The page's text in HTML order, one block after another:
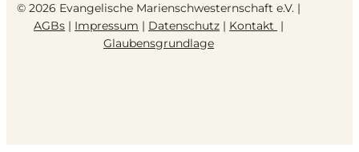
© 2026 Evangelische Marienschwesternschaft e.V. |
AGBs | Impressum | Datenschutz | Kontakt |
Glaubensgrundlage